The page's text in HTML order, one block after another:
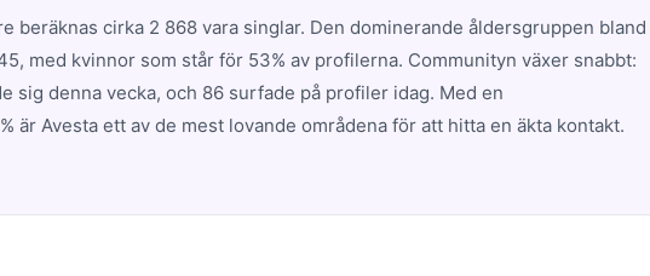
beräknas cirka 2 868 vara singlar. Den dominerande åldersgruppen bland
med kvinnor som står för 53% av profilerna. Communityn växer snabbt:
sig denna vecka, och 86 surfade på profiler idag. Med en
är Avesta ett av de mest lovande områdena för att hitta en äkta kontakt.